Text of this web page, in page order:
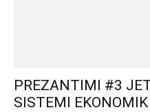
PREZANTIMI #3
SISTEMI